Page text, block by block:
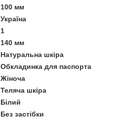
100 мм
Україна
1
140 мм
Натуральна шкіра
Обкладинка для паспорта
Жіноча
Теляча шкіра
Білий
Без застібки